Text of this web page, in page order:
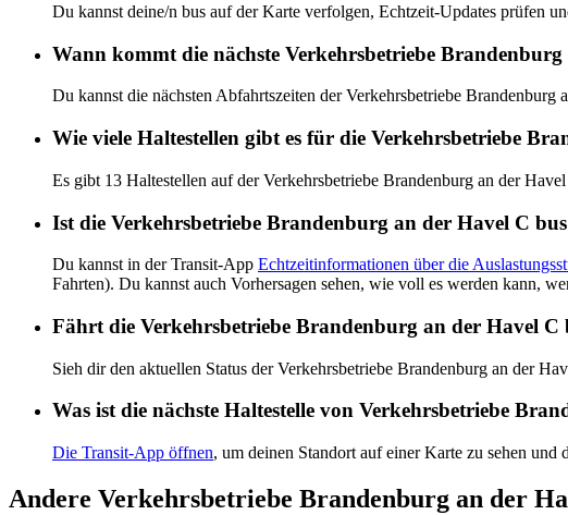
Du kannst deine/n bus auf der Karte verfolgen, Echtzeit-Updates prüfen
Wann kommt die nächste Verkehrsbetriebe
Du kannst die nächsten Abfahrtszeiten der Verkehrsbetriebe Brandenburg
Wie viele Haltestellen gibt es für die Verkehrsbetriebe
Es gibt 13 Haltestellen auf der Verkehrsbetriebe Brandenburg an der
Ist die Verkehrsbetriebe Brandenburg an der Havel C
Du kannst in der Transit-App Echtzeitinformationen über die
Fahrten). Du kannst auch Vorhersagen sehen, wie voll es werden kann,
Fährt die Verkehrsbetriebe Brandenburg an der Havel C
Sieh dir den aktuellen Status der Verkehrsbetriebe Brandenburg an der
Was ist die nächste Haltestelle von Verkehrsbetriebe
Die Transit-App öffnen, um deinen Standort auf einer Karte zu sehen und
Andere Verkehrsbetriebe Brandenburg an der